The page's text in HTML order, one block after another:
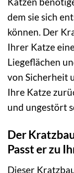
dem sie sich
können. Der
Ihrer Katze
Liegeflächen
von Sicherheit
Ihre Katze
und ungestört
Der
Passt er zu
Dieser